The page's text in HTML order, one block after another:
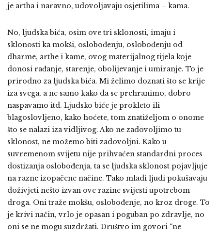
je artha i naravno, udovoljavaju osjetilima – kama.
No, ljudska bića, osim ove tri sklonosti, imaju i
sklonosti ka mokši, oslobođenju, oslobođenju od
dharme, arthe i kame, ovog materijalnog tijela koje
donosi rađanje, starenje, obolijevanje i umiranje. To je
prirodno za ljudska bića. Mi želimo doznati što se krije
iza svega, a ne samo kako da se prehranimo, dobro
naspavamo itd. Ljudsko biće je prokleto ili
blagoslovljeno, kako hoćete, tom znatiželjom o onome
što se nalazi iza vidljivog. Ako ne zadovoljimo tu
sklonost, ne možemo biti zadovoljni. Kako u
suvremenom svijetu nije prihvaćen standardni proces
dostizanja oslobođenja, ta se ljudska sklonost pojavljuje
na razne izopačene načine. Tako mladi ljudi pokušavaju
doživjeti nešto izvan ove razine svijesti upotrebom
droga. Oni traže mokšu, oslobođenje, no kroz droge. To
je krivi način, vrlo je opasan i poguban po zdravlje, no
oni se ne mogu suzdržati. Društvo im govori “ne